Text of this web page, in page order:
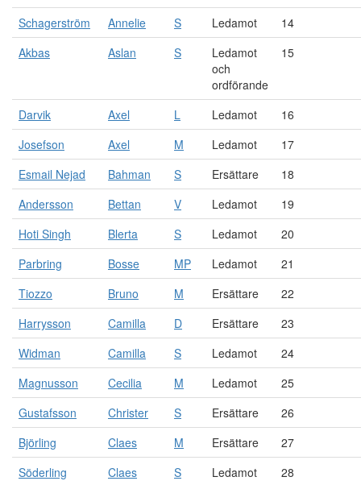
Schagerström
Annelie S Ledamot
14
Akbas
Aslan S
Ledamot
och
ordförande
15
Darvik Axel L Ledamot
16
Josefson
Axel M Ledamot
17
Esmail Nejad
Bahman S Ersättare
18
Andersson
Bettan V Ledamot
19
Hoti Singh
Blerta S Ledamot
20
Parbring
Bosse MP Ledamot
21
Tiozzo
Bruno M Ersättare
22
Harrysson
Camilla D Ersättare
23
Widman
Camilla S Ledamot
24
Magnusson
Cecilia M Ledamot
25
Gustafsson
Christer S Ersättare
26
Björling
Claes M Ersättare
27
Söderling
Claes S Ledamot
28